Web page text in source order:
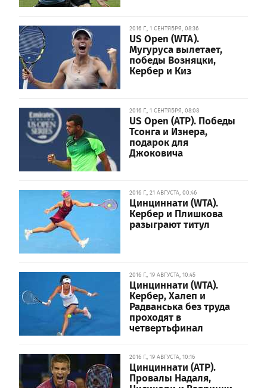
2016 Г., 1 СЕНТЯБРЯ, 08:36
US Open (WTA).
Мугуруса вылетает,
победы Возняцки,
Кербер и Киз
2016 Г., 1 СЕНТЯБРЯ, 08:08
US Open (ATP). Победы
Тсонга и Изнера,
подарок для
Джоковича
2016 Г., 21 АВГУСТА, 00:46
Цинциннати (WTA).
Кербер и Плишкова
разыграют титул
2016 Г., 19 АВГУСТА, 10:45
Цинциннати (WTA).
Кербер, Халеп и
Радванська без труда
проходят в
четвертьфинал
2016 Г., 19 АВГУСТА, 10:16
Цинциннати (ATP).
Провалы Надаля,